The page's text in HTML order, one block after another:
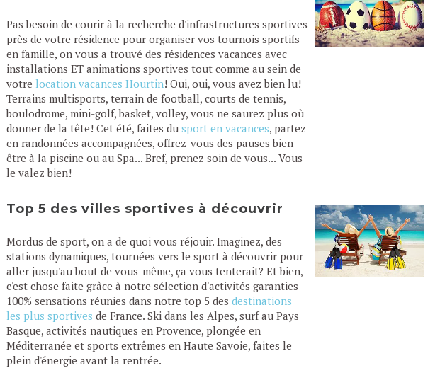
Pas besoin de courir à la recherche d'infrastructures sportives
près de votre résidence pour organiser vos tournois sportifs
en famille, on vous a trouvé des résidences vacances avec
installations ET animations sportives tout comme au sein de
votrelocation vacances Hourtin! Oui, oui, vous avez bien lu!
Terrains multisports, terrain de football, courts de tennis,
boulodrome, mini-golf, basket, volley, vous ne saurez plus où
donner de la tête! Cet été, faites dusport en vacances, partez
en randonnées accompagnées, offrez-vous des pauses bien-
être à la piscine ou au Spa... Bref, prenez soin de vous... Vous
le valez bien!
Top 5 des villes sportives à découvrir
Mordus de sport, on a de quoi vous réjouir. Imaginez, des
stations dynamiques, tournées vers le sport à découvrir pour
aller jusqu'au bout de vous-même, ça vous tenterait? Et bien,
c'est chose faite grâce à notre sélection d'activités garanties
100% sensations réunies dans notre top 5 desdestinations
les plus sportives de France. Ski dans les Alpes, surf au Pays
Basque, activités nautiques en Provence, plongée en
Méditerranée et sports extrêmes en Haute Savoie, faites le
plein d'énergie avant la rentrée.